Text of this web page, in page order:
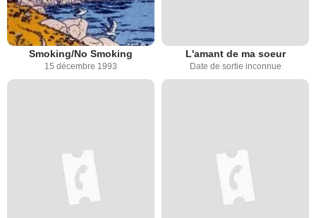
Smoking/No Smoking
15 décembre 1993
L'amant de ma soeur
Date de sortie inconnue